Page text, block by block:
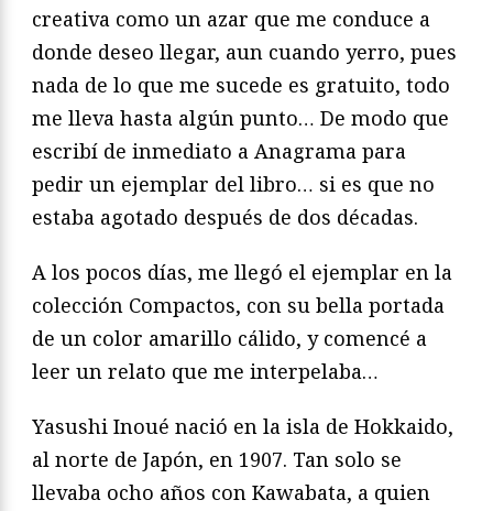
creativa como un azar que me conduce a
donde deseo llegar, aun cuando yerro, pues
nada de lo que me sucede es gratuito, todo
me lleva hasta algún punto… De modo que
escribí de inmediato a Anagrama para
pedir un ejemplar del libro… si es que no
estaba agotado después de dos décadas.
A los pocos días, me llegó el ejemplar en la
colección Compactos, con su bella portada
de un color amarillo cálido, y comencé a
leer un relato que me interpelaba…
Yasushi Inoué nació en la isla de Hokkaido,
al norte de Japón, en 1907. Tan solo se
llevaba ocho años con Kawabata, a quien